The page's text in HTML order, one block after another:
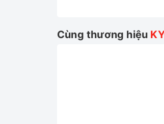
Kymco Visar 50 có hệ thống
những cung đường tối.
Cùng thương hiệu